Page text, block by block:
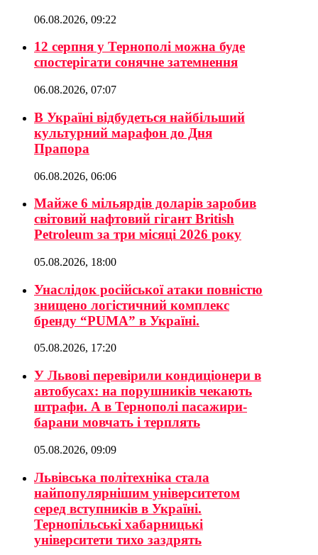
06.08.2026, 09:22
12 серпня у Тернополі можна буде
спостерігати сонячне затемнення
06.08.2026, 07:07
В Україні відбудеться найбільший
культурний марафон до Дня
Прапора
06.08.2026, 06:06
Майже 6 мільярдів доларів заробив
світовий нафтовий гігант British
Petroleum за три місяці 2026 року
05.08.2026, 18:00
Унаслідок російської атаки повністю
знищено логістичний комплекс
бренду “PUMA” в Україні.
05.08.2026, 17:20
У Львові перевірили кондиціонери в
автобусах: на порушників чекають
штрафи. А в Тернополі пасажири-
барани мовчать і терплять
05.08.2026, 09:09
Львівська політехніка стала
найпопулярнішим університетом
серед вступників в Україні.
Тернопільські хабарницькі
університети тихо заздрять